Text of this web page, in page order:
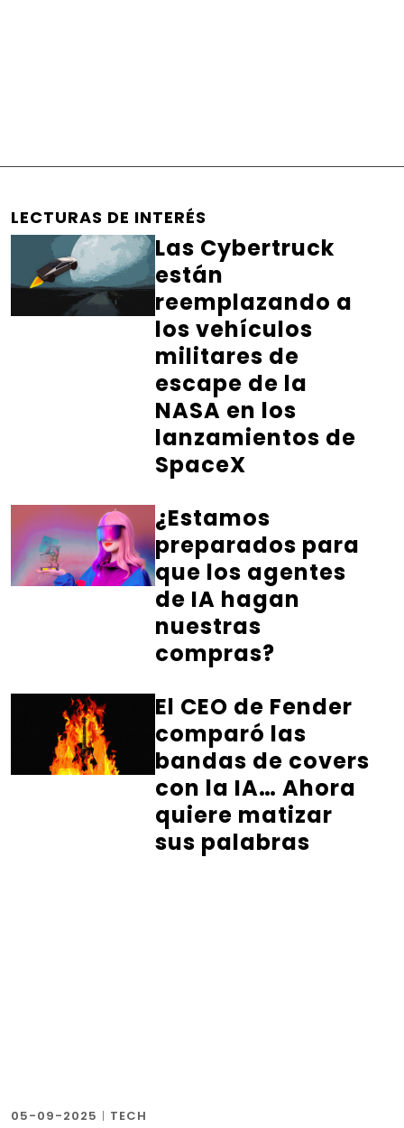
LECTURAS DE INTERÉS
Las Cybertruck
están
reemplazando a
los vehículos
militares de
escape de la
NASA en los
lanzamientos de
SpaceX
¿Estamos
preparados para
que los agentes
de IA hagan
nuestras
compras?
El CEO de Fender
comparó las
bandas de covers
con la IA… Ahora
quiere matizar
sus palabras
05-09-2025 | TECH